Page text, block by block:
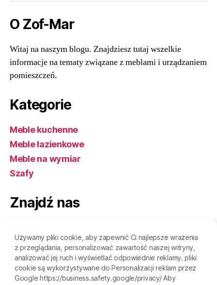
O Zof-Mar
Witaj na naszym blogu. Znajdziesz tutaj wszelkie
informacje na tematy związane z meblami i urządzaniem
pomieszczeń.
Kategorie
Meble kuchenne
Meble łazienkowe
Meble na wymiar
Szafy
Znajdź nas
ulica Wrocławska 94
Bralin, 63-640
Godziny
Używamy pliki cookie, aby zapewnić Ci najlepsze wrażenia
z przeglądania, personalizować zawartość naszej witryny,
analizować jej ruch i wyświetlać odpowiednie reklamy. pliki
cookie są wykorzystywane do Personalizacji reklam przez
Google https://business.safety.google/privacy/ Aby